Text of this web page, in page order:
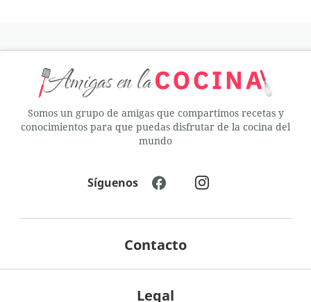
Somos un grupo de amigas que compartimos recetas y
conocimientos para que puedas disfrutar de la cocina del
mundo
Legal
Contacto
Síguenos